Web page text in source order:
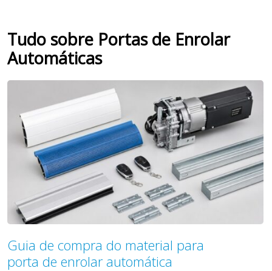
Tudo sobre Portas de Enrolar
Automáticas
Guia de compra do material para
porta de enrolar automática